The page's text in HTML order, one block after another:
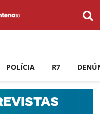
POLÍCIA R7